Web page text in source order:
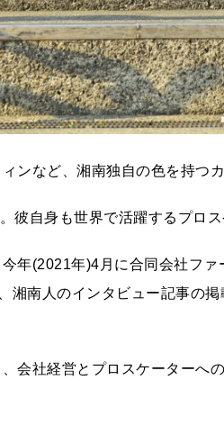
ンなど、湘南独自の色を持つ
彼自身も世界で活躍するプロ
年(2021年)4月に合同会社フ
湘南人のインタビュー記事の
会社経営とプロスケーターへ